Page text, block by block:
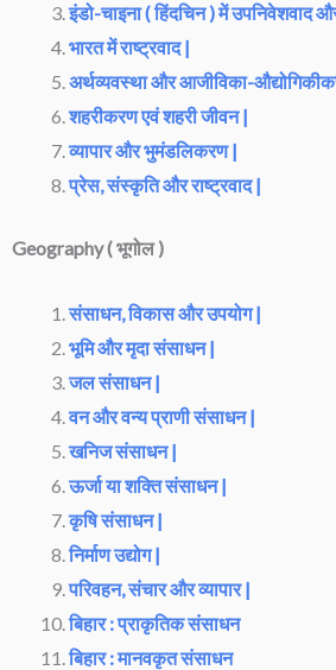
इंडो-चाइना ( हिंदचिन ) में उपनिवेशवाद
भारत में राष्ट्रवाद |
अर्थव्यवस्था और आजीविका-
शहरीकरण एवं शहरी जीवन |
व्यापार और भुमंडलिकरण |
प्रेस, संस्कृति और राष्ट्रवाद |
Geography ( भूगोल )
संसाधन, विकास और उपयोग |
भूमि और मृदा संसाधन |
जल संसाधन |
वन और वन्य प्राणी संसाधन |
खनिज संसाधन |
ऊर्जा या शक्ति संसाधन |
कृषि संसाधन |
निर्माण उद्योग |
परिवहन, संचार और व्यापार |
बिहार : प्राकृतिक संसाधन
बिहार : मानवकृत संसाधन